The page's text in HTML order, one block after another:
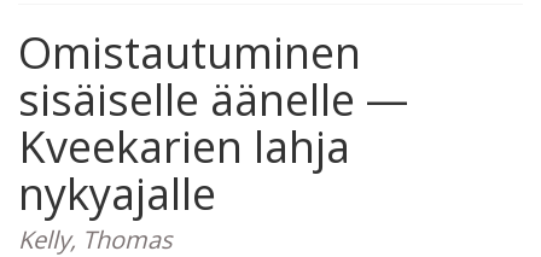
Omistautuminen
sisäiselle äänelle —
Kveekarien lahja
nykyajalle
Kelly, Thomas